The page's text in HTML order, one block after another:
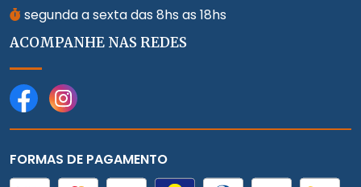
segunda a sexta das 8hs as 18hs
ACOMPANHE NAS REDES
FORMAS DE PAGAMENTO